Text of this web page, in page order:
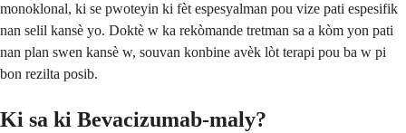
monoklonal, ki se pwoteyin ki fèt espesyalman pou vize pati espesifik
nan selil kansè yo. Doktè w ka rekòmande tretman sa a kòm yon pati
nan plan swen kansè w, souvan konbine avèk lòt terapi pou ba w pi
bon rezilta posib.
Ki sa ki Bevacizumab-maly?